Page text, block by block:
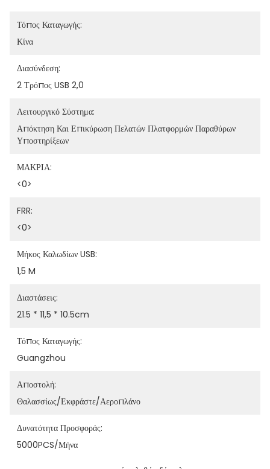
Τόπος Καταγωγής:
Κίνα
Διασύνδεση:
2 Τρόπος USB 2,0
Λειτουργικό Σύστημα:
Απόκτηση Και Επικύρωση Πελατών Πλατφορμών Παραθύρων
Υποστηρίξεων
ΜΑΚΡΙΑ:
<0>
FRR:
<0>
Μήκος Καλωδίων USB:
1,5 M
Διαστάσεις:
21.5 * 11,5 * 10.5cm
Τόπος Καταγωγής:
Guangzhou
Αποστολή:
Θαλασσίως/εκφράστε/αεροπλάνο
Δυνατότητα Προσφοράς:
5000PCS/μήνα